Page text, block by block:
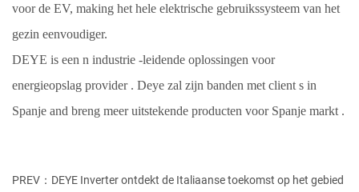
voor de EV, making het hele elektrische gebruikssysteem van het
gezin eenvoudiger.
DEYE is een n industrie -leidende oplossingen voor
energieopslag provider . Deye zal zijn banden met client s in
Spanje and breng meer uitstekende producten voor Spanje markt .
PREV：DEYE Inverter ontdekt de Italiaanse toekomst op het gebied